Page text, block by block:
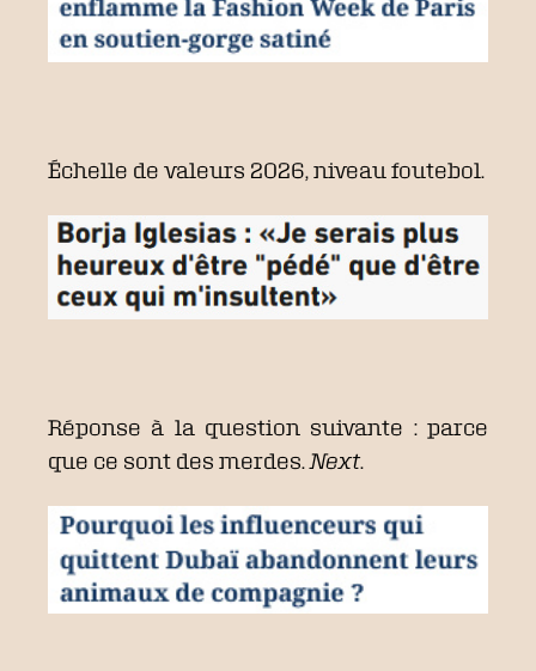
Échelle de valeurs 2026, niveau foutebol.
Réponse à la question suivante : parce
que ce sont des merdes. Next.